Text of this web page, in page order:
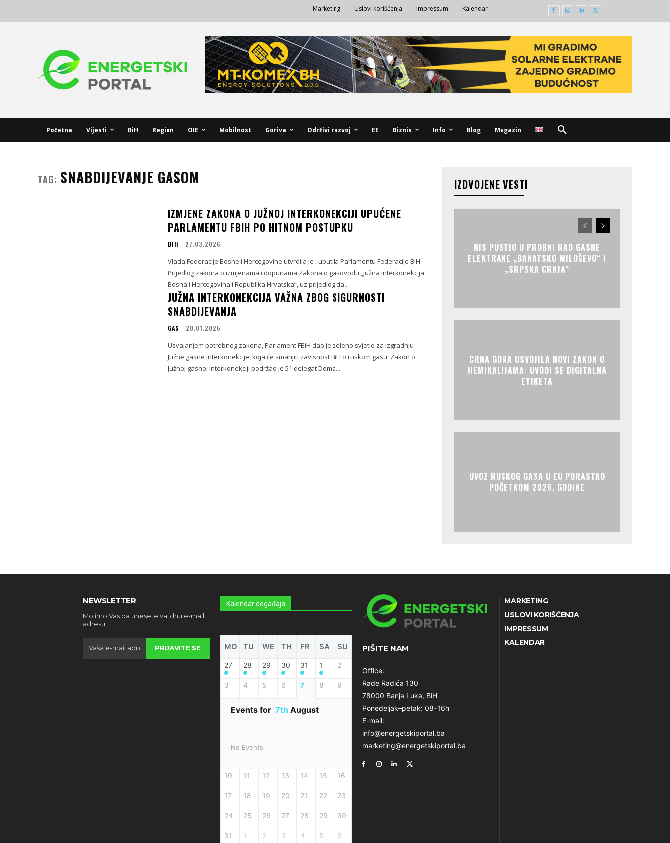
Marketing Uslovi korišćenja Impressum Kalendar
Početna Vijesti BiH Region OIE Mobilnost Goriva Održivi razvoj EE Biznis Info Blog Magazin
TAG: SNABDIJEVANJE GASOM
IZMJENE ZAKONA O JUŽNOJ INTERKONEKCIJI UPUĆENE
PARLAMENTU FBIH PO HITNOM POSTUPKU
BIH 27.03.2026
Vlada Federacije Bosne i Hercegovine utvrdila je i uputila Parlamentu Federacije BiH
Prijedlog zakona o izmjenama i dopunama Zakona o gasovodu „Južna interkonekcija
Bosna i Hercegovina i Republika Hrvatska”, uz prijedlog da...
JUŽNA INTERKONEKCIJA VAŽNA ZBOG SIGURNOSTI
SNABDIJEVANJA
GAS 20.01.2025
Usvajanjem potrebnog zakona, Parlament FBiH dao je zeleno svjetlo za izgradnju
Južne gasne interkonekcije, koja će smanjiti zavisnost BiH o ruskom gasu. Zakon o
Južnoj gasnoj interkonekciji podržao je 51 delegat Doma...
IZDVOJENE VESTI
NIS PUSTIO U PROBNI RAD GASNE
ELEKTRANE „BANATSKO MILOŠEVO“ I
„SRPSKA CRNJA“
CRNA GORA USVOJILA NOVI ZAKON O
HEMIKALIJAMA: UVODI SE DIGITALNA
ETIKETA
UVOZ RUSKOG GASA U EU PORASTAO
POČETKOM 2026. GODINE
NEWSLETTER
Molimo Vas da unesete validnu e-mail
adresu
PRIJAVITE SE
Kalendar događaja
MO TU WE TH FR SA SU
27 28 29 30 31 1 2
3 4 5 6 7 8 9
Events for 7th August
No Events
10 11 12 13 14 15 16
17 18 19 20 21 22 23
24 25 26 27 28 29 30
31 1 2 3 4 5 6
PIŠITE NAM
Office:
Rade Radića 130
78000 Banja Luka, BiH
Ponedeljak–petak: 08–16h
E-mail:
info@energetskiportal.ba
marketing@energetskiportal.ba
MARKETING
USLOVI KORIŠĆENJA
IMPRESSUM
KALENDAR